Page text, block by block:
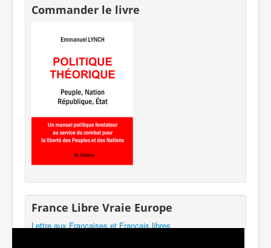
Commander le livre
France Libre Vraie Europe
Lettre aux Françaises et Français libres